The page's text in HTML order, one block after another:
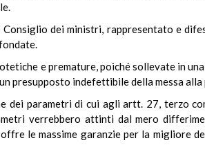
dei ministri, rappresentato e
e premature, poiché sollevate in
presupposto indefettibile della messa alla
dei parametri di cui agli artt. 27, terzo
verrebbero attinti dal mero
le massime garanzie per la migliore